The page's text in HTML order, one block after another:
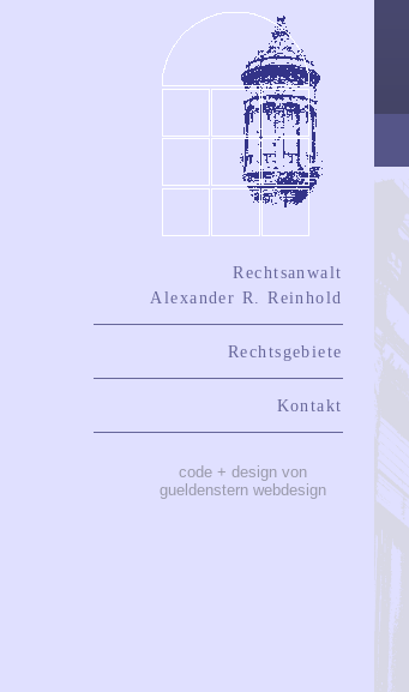
Rechtsanwalt
Alexander R. Reinhold
Rechtsgebiete
Kontakt
code + design von
gueldenstern webdesign